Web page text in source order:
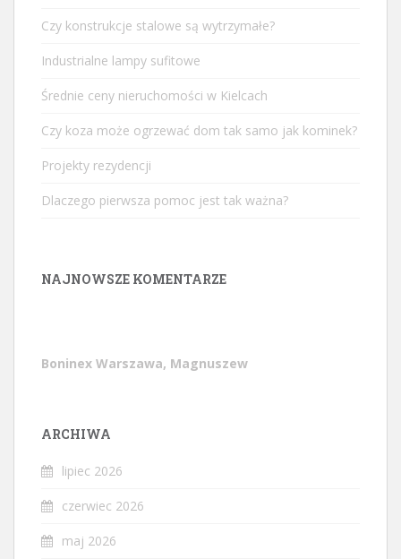
Czy konstrukcje stalowe są wytrzymałe?
Industrialne lampy sufitowe
Średnie ceny nieruchomości w Kielcach
Czy koza może ogrzewać dom tak samo jak kominek?
Projekty rezydencji
Dlaczego pierwsza pomoc jest tak ważna?
NAJNOWSZE KOMENTARZE
Boninex Warszawa, Magnuszew
ARCHIWA
lipiec 2026
czerwiec 2026
maj 2026